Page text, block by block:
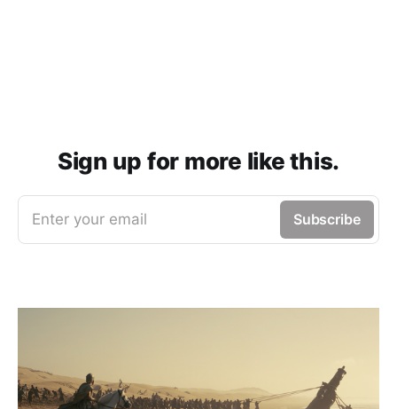
Sign up for more like this.
Enter your email Subscribe